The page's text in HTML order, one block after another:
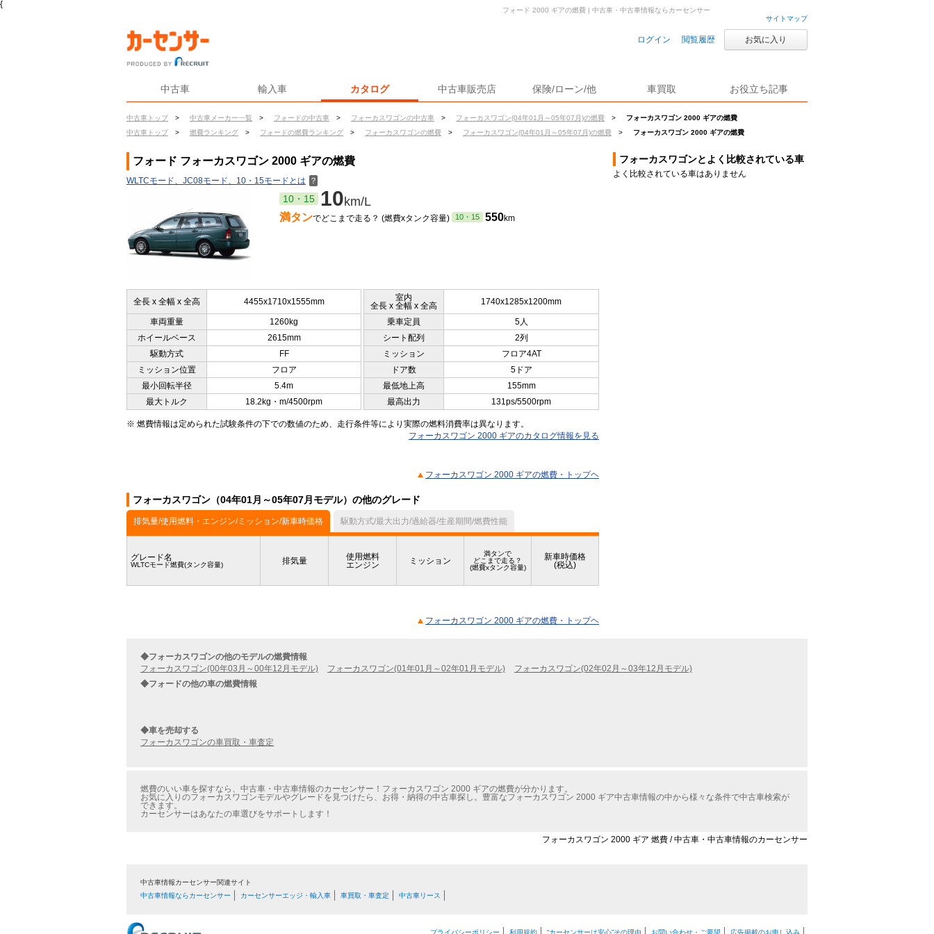
{
サイトマップ
ログイン 閲覧履歴 お気に入り
中古車 輸入車 カタログ 中古車販売店 保険/ローン/他 車買取 お役立ち記事
中古車トップ > 中古車メーカー一覧 > フォードの中古車 > フォーカスワゴンの中古車 > フォーカスワゴン(04年01月～05年07月)の燃費 >
フォーカスワゴン 2000 ギアの燃費
中古車トップ
> 燃費ランキング > フォードの燃費ランキング > フォーカスワゴンの燃費 > フォーカスワゴン(04年01月～05年07月)の燃費 > フォーカスワゴン 2000 ギアの燃費
フォード 2000 ギアの燃費 | 中古車・中古車情報ならカーセンサー
フォード フォーカスワゴン 2000 ギアの燃費
WLTCモード、JC08モード、10・15モードとは ？
10・15 10km/L
満タンでどこまで走る？ (燃費xタンク容量) 10・15 550km
全長 x 全幅 x 全高 4455x1710x1555mm
室内
全長 x 全幅 x 全高
1740x1285x1200mm
車両重量 1260kg 乗車定員
5人
ホイールベース
2615mm シート配列
2列
駆動方式
FF ミッション
フロア4AT
ミッション位置
フロア ドア数
5ドア
最小回転半径
5.4m 最低地上高
155mm
最大トルク
18.2kg・m/4500rpm 最高出力 131ps/5500rpm
※ 燃費情報は定められた試験条件の下での数値のため、走行条件等により実際の燃料消費率は異なります。
フォーカスワゴン 2000 ギアのカタログ情報を見る
フォーカスワゴン 2000 ギアの燃費・トップヘ
フォーカスワゴン（04年01月～05年07月モデル）の他のグレード
排気量/使用燃料・エンジン/ミッション/新車時価格 駆動方式/最大出力/過給器/生産期間/燃費性能
グレード名
WLTCモード燃費(タンク容量) 排気量
使用燃料
エンジン
ミッション
満タンで
どこまで走る？
(燃費xタンク容量)
新車時価格
(税込)
フォーカスワゴン 2000 ギアの燃費・トップヘ
フォーカスワゴンとよく比較されている車
よく比較されている車はありません
◆フォーカスワゴンの他のモデルの燃費情報
フォーカスワゴン(00年03月～00年12月モデル)
フォーカスワゴン(01年01月～02年01月モデル)
フォーカスワゴン(02年02月～03年12月モデル)
◆フォードの他の車の燃費情報
◆車を売却する
フォーカスワゴンの車買取・車査定
燃費のいい車を探すなら、中古車・中古車情報のカーセンサー！フォーカスワゴン 2000 ギアの燃費が分かります。
お気に入りのフォーカスワゴンモデルやグレードを見つけたら、お得・納得の中古車探し。豊富なフォーカスワゴン 2000 ギア中古車情報の中から様々な条件で中古車検索が
できます。
カーセンサーはあなたの車選びをサポートします！
フォーカスワゴン 2000 ギア 燃費 / 中古車・中古車情報のカーセンサー
中古車情報カーセンサー関連サイト
中古車情報ならカーセンサー
カーセンサーエッジ・輸入車 車買取・車査定 中古車リース
プライバシーポリシー 利用規約 “カーセンサーは安心”その理由 お問い合わせ・ご要望 広告掲載のお申し込み